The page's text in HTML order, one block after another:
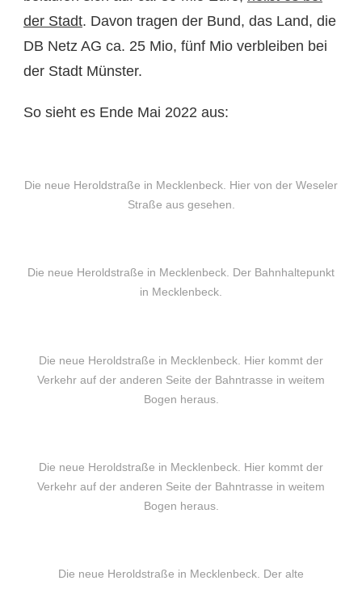
der Stadt. Davon tragen der Bund, das Land, die
DB Netz AG ca. 25 Mio, fünf Mio verbleiben bei
der Stadt Münster.
So sieht es Ende Mai 2022 aus:
Die neue Heroldstraße in Mecklenbeck. Hier von der Weseler
Straße aus gesehen.
Die neue Heroldstraße in Mecklenbeck. Der Bahnhaltepunkt
in Mecklenbeck.
Die neue Heroldstraße in Mecklenbeck. Hier kommt der
Verkehr auf der anderen Seite der Bahntrasse in weitem
Bogen heraus.
Die neue Heroldstraße in Mecklenbeck. Hier kommt der
Verkehr auf der anderen Seite der Bahntrasse in weitem
Bogen heraus.
Die neue Heroldstraße in Mecklenbeck. Der alte